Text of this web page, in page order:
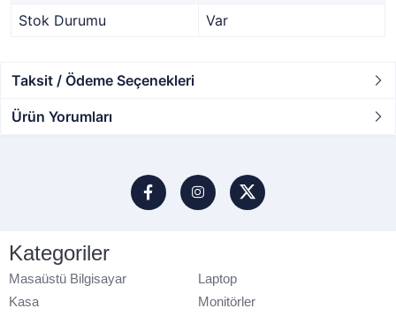
Stok Durumu
Var
Taksit / Ödeme Seçenekleri
Ürün Yorumları
Kategoriler
Masaüstü Bilgisayar
Laptop
Kasa
Monitörler